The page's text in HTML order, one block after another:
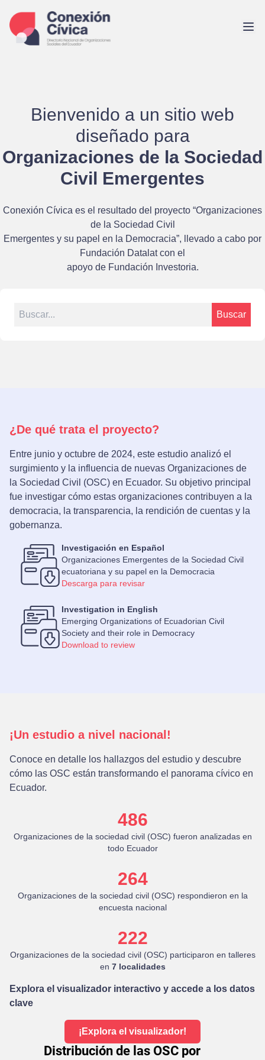
contenido
Bienvenido a un sitio web
diseñado para
Organizaciones de la Sociedad
Civil Emergentes
Conexión Cívica es el resultado del proyecto “Organizaciones
de la Sociedad Civil
Emergentes y su papel en la Democracia”, llevado a cabo por
Fundación Datalatcon el
apoyo de Fundación Investoria.
Buscar
¿De qué trata el proyecto?
Entre junio y octubre de 2024, este estudio analizó el
surgimiento y la influencia de nuevas Organizaciones de
la Sociedad Civil (OSC) en Ecuador. Su objetivo principal
fue investigar cómo estas organizaciones contribuyen a la
democracia, la transparencia, la rendición de cuentas y la
gobernanza.
Investigación en Español
Organizaciones Emergentes de la Sociedad Civil
ecuatoriana y su papel en la Democracia
Descarga para revisar
Investigation in English
Emerging Organizations of Ecuadorian Civil
Society and their role in Democracy
Download to review
¡Un estudio a nivel nacional!
Conoce en detalle los hallazgos del estudio y descubre
cómo las OSC están transformando el panorama cívico en
Ecuador.
486
Organizaciones de la sociedad civil (OSC) fueron analizadas en
todo Ecuador
264
Organizaciones de la sociedad civil (OSC) respondieron en la
encuesta nacional
222
Organizaciones de la sociedad civil (OSC) participaron en talleres
en 7 localidades
Explora el visualizador interactivo y accede a los datos
clave
¡Explora el visualizador!